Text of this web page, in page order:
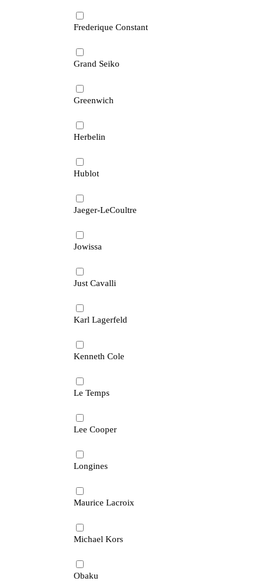
Frederique Constant
Grand Seiko
Greenwich
Herbelin
Hublot
Jaeger-LeCoultre
Jowissa
Just Cavalli
Karl Lagerfeld
Kenneth Cole
Le Temps
Lee Cooper
Longines
Maurice Lacroix
Michael Kors
Obaku